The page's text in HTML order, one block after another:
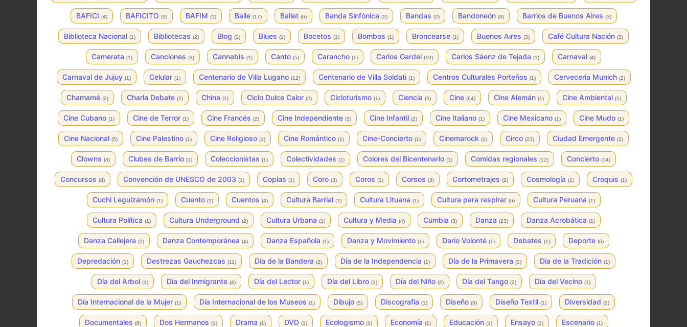
BAFICI (4) BAFICITO (3) BAFIM (1) Baile (17) Ballet (6) Banda Sinfónica (2) Bandas (2) Bandoneón (3) Barrios de Buenos Aires (3)
Biblioteca Nacional (1) Bibliotecas (2) Blog (1) Blues (1) Bocetos (1) Bombos (1) Broncearse (1) Buenos Aires (3) Café Cultura Nación (3)
Camerata (1) Canciones (3) Cannabis (1) Canto (5) Carancho (1) Carlos Gardel (10) Carlos Sáenz de Tejada (1) Carnaval (4)
Carnaval de Jujuy (1) Celular (1) Centenario de Villa Lugano (12) Centenario de Villa Soldati (1) Centros Culturales Porteños (1) Cervecería Munich (2)
Chamamé (2) Charla Debate (2) China (1) Ciclo Dulce Calor (2) Cicloturismo (1) Ciencia (5) Cine (64) Cine Alemán (1) Cine Ambiental (1)
Cine Cubano (1) Cine de Terror (1) Cine Francés (2) Cine Independiente (3) Cine Infantil (2) Cine Italiano (1) Cine Mexicano (1) Cine Mudo (1)
Cine Nacional (5) Cine Palestino (1) Cine Religioso (1) Cine Romántico (1) Cine-Concierto (1) Cinemarock (1) Circo (23) Ciudad Emergente (3)
Clowns (3) Clubes de Barrio (1) Coleccionistas (1) Colectividades (1) Colores del Bicentenario (1) Comidas regionales (12) Concierto (14)
Concursos (8) Convención de UNESCO de 2003 (1) Coplas (1) Coro (3) Coros (1) Corsos (3) Cortometrajes (2) Cosmología (1) Croquis (1)
Cuchi Leguizamón (1) Cuento (1) Cuentos (4) Cultura Barrial (1) Cultura Lituana (1) Cultura para respirar (6) Cultura Peruana (1)
Cultura Política (1) Cultura Underground (2) Cultura Urbana (1) Cultura y Media (4) Cumbia (3) Danza (23) Danza Acrobática (1)
Danza Callejera (2) Danza Contemporánea (4) Danza Española (1) Danza y Movimiento (1) Darío Volonté (1) Debates (1) Deporte (6)
Depredación (1) Destrezas Gauchezcas (11) Día de la Bandera (2) Día de la Independencia (1) Día de la Primavera (2) Día de la Tradición (1)
Día del Arbol (1) Día del Inmigrante (4) Día del Lector (1) Día del Libro (1) Día del Niño (2) Día del Tango (2) Día del Vecino (1)
Día Internacional de la Mujer (1) Día Internacional de los Museos (1) Dibujo (5) Discografía (1) Diseño (3) Diseño Textil (1) Diversidad (2)
Documentales (8) Dos Hermanos (1) Drama (1) DVD (1) Ecologismo (1) Economía (1) Educación (1) Ensayo (1) Escenario (1)